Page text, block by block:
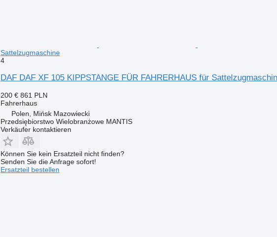
Sattelzugmaschine
4
DAF DAF XF 105 KIPPSTANGE FÜR FAHRERHAUS für
200 € 861 PLN
Fahrerhaus
Polen, Mińsk Mazowiecki
Przedsiębiorstwo Wielobranżowe MANTIS
Verkäufer kontaktieren
Können Sie kein Ersatzteil nicht finden?
Senden Sie die Anfrage sofort!
Ersatzteil bestellen